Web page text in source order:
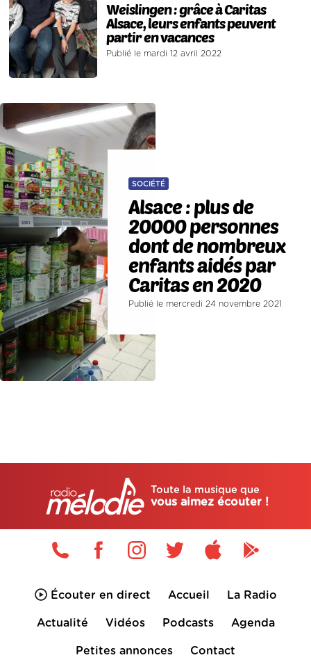
Weislingen : grâce à Caritas
Alsace, leurs enfants peuvent
partir en vacances
Publié le mardi 12 avril 2022
SOCIÉTÉ
Alsace : plus de
20000 personnes
dont de nombreux
enfants aidés par
Caritas en 2020
Publié le mercredi 24 novembre 2021
Toute la musique que
vous aimez écouter !
Écouter en direct Accueil La Radio
Actualité Vidéos Podcasts Agenda
Petites annonces Contact